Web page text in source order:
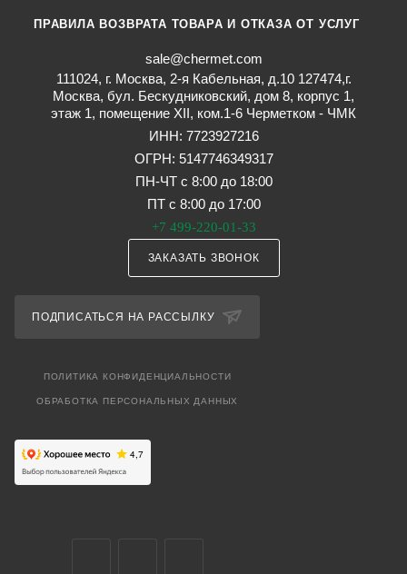
ПРАВИЛА ВОЗВРАТА ТОВАРА И ОТКАЗА ОТ УСЛУГ
sale@chermet.com
111024, г. Москва, 2-я Кабельная, д.10 127474,г.
Москва, бул. Бескудниковский, дом 8, корпус 1,
этаж 1, помещение XII, ком.1-6 Черметком - ЧМК
ИНН: 7723927216
ОГРН: 5147746349317
ПН-ЧТ с 8:00 до 18:00
ПТ с 8:00 до 17:00
+7 499-220-01-33
ЗАКАЗАТЬ ЗВОНОК
ПОДПИСАТЬСЯ НА РАССЫЛКУ
ПОЛИТИКА КОНФИДЕНЦИАЛЬНОСТИ
ОБРАБОТКА ПЕРСОНАЛЬНЫХ ДАННЫХ